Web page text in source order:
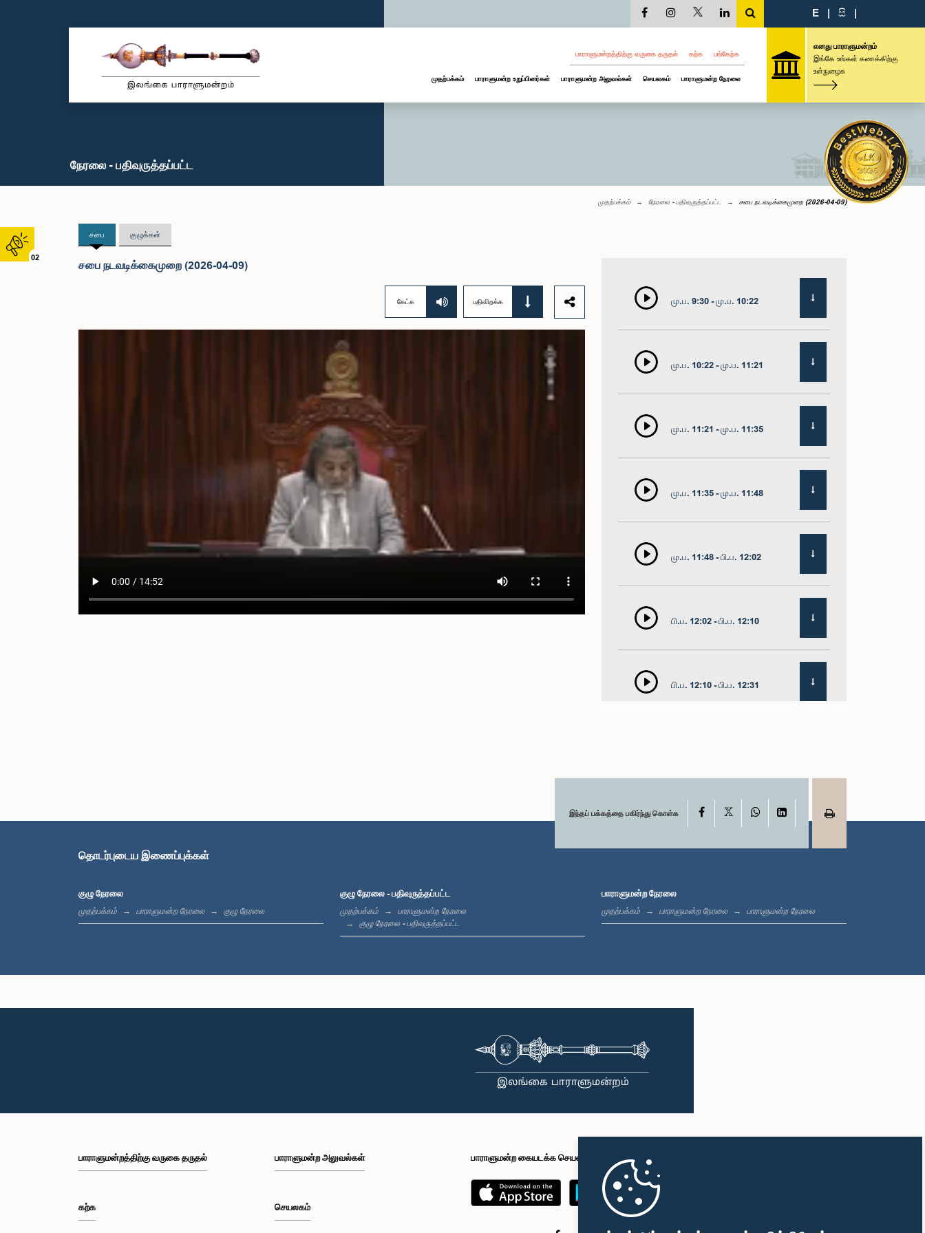
02
E | සි |
பாராளுமன்றத்திற்கு வருகை தருதல் கற்க பங்கேற்க
முதற்பக்கம் பாராளுமன்ற உறுப்பினர்கள் பாராளுமன்ற அலுவல்கள் செயலகம் பாராளுமன்ற நேரலை
எனது பாராளுமன்றம்
இங்கே உங்கள் கணக்கிற்கு
உள்நுழைக
நேரலை - பதிவுருத்தப்பட்ட
முதற்பக்கம் நேரலை - பதிவுருத்தப்பட்ட சபை நடவடிக்கைமுறை (2026-04-09)
சபை குழுக்கள்
சபை நடவடிக்கைமுறை (2026-04-09)
கேட்க பதிவிறக்க மு.ப. 9:30 - மு.ப. 10:22
மு.ப. 10:22 - மு.ப. 11:21
மு.ப. 11:21 - மு.ப. 11:35
மு.ப. 11:35 - மு.ப. 11:48
மு.ப. 11:48 - பி.ப. 12:02
பி.ப. 12:02 - பி.ப. 12:10
பி.ப. 12:10 - பி.ப. 12:31
பி.ப. 1:19 - பி.ப. 1:31
இந்தப் பக்கத்தை பகிர்ந்து கொள்க Facebook WhatsAppLinkedIn
தொடர்புடைய இணைப்புக்கள்
குழு நேரலை
முதற்பக்கம் பாராளுமன்ற நேரலை குழு நேரலை
குழு நேரலை - பதிவுருத்தப்பட்ட
முதற்பக்கம்
பாராளுமன்ற நேரலை
குழு நேரலை - பதிவுருத்தப்பட்ட
பாராளுமன்ற நேரலை
முதற்பக்கம் பாராளுமன்ற நேரலை பாராளுமன்ற நேரலை
பாராளுமன்றத்திற்கு வருகை தருதல்
கற்க
பாராளுமன்ற அலுவல்கள்
செயலகம்
பாராளுமன்ற கையடக்க செயலி